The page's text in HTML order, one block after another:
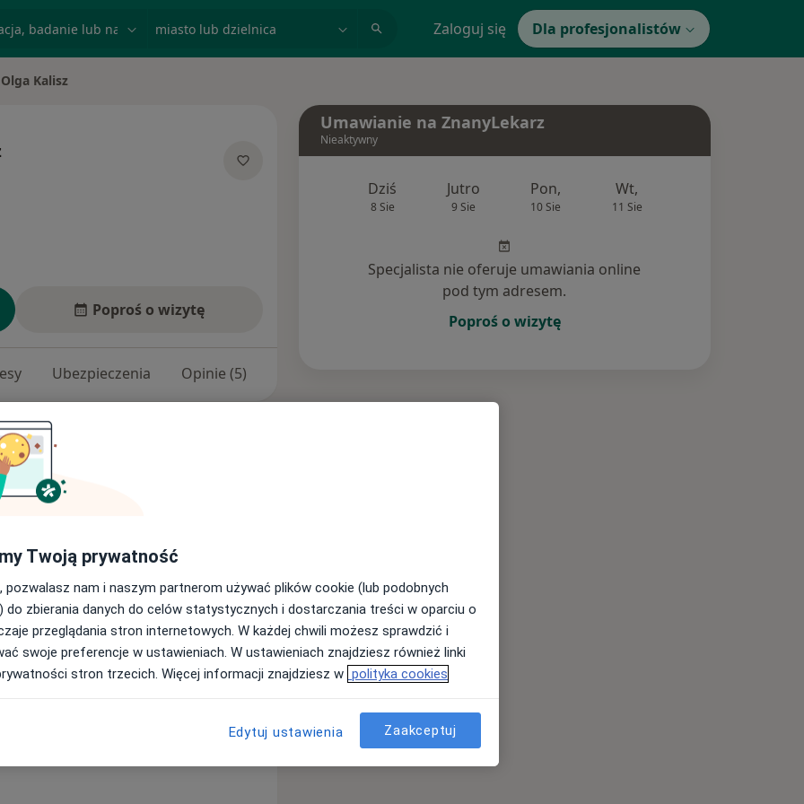
Zaloguj się Dla profesjonalistów
miasto
Olga Kalisz
Poproś o wizytę
Ubezpieczenia Opinie (5)
aby stworzyć atmosferę
moja pasja – zależy mi, by
Ukończyłam Collegium
na kursach oraz szkoleniach, m. in. z
r.)
r., 2020 r.)
i ceramicznych (2019 r.)
Umawianie na ZnanyLekarz
Nieaktywny
Dziś
8 Sie
Jutro
9 Sie
Pon,
10 Sie
Wt,
11 Sie
Specjalista nie oferuje umawiania online
pod tym adresem.
Poproś o wizytę
Twoją prywatność
pozwalasz nam i naszym partnerom używać plików cookie (lub podobnych
do zbierania danych do celów statystycznych i dostarczania treści w oparciu o
przeglądania stron internetowych. W każdej chwili możesz sprawdzić i
swoje preferencje w ustawieniach. W ustawieniach znajdziesz również linki
stron trzecich. Więcej informacji znajdziesz w polityka cookies
Edytuj ustawienia Zaakceptuj